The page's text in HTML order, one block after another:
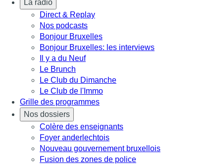
La radio
Direct & Replay
Nos podcasts
Bonjour Bruxelles
Bonjour Bruxelles: les interviews
Il y a du Neuf
Le Brunch
Le Club du Dimanche
Le Club de l'Immo
Grille des programmes
Nos dossiers
Colère des enseignants
Foyer anderlechtois
Nouveau gouvernement bruxellois
Fusion des zones de police